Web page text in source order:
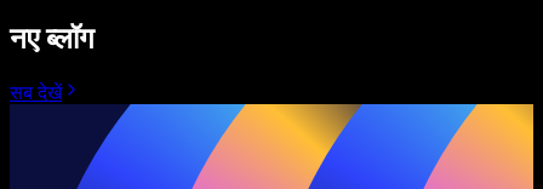
नए ब्लॉग
सब देखें